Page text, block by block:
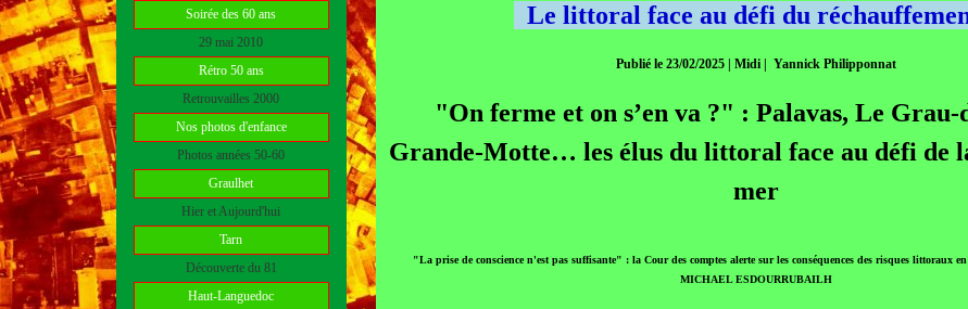
Soirée des 60 ans
29 mai 2010
Rétro 50 ans
Retrouvailles 2000
Nos photos d'enfance
Photos années 50-60
Graulhet
Hier et Aujourd'hui
Tarn
Découverte du 81
Haut-Languedoc
Le littoral face au défi du
Publié le 23/02/2025 | Midi | Yannick Philipponnat
"On ferme et on s’en va ?" : Palavas, Le
Grande-Motte… les élus du littoral face au défi de
mer
"La prise de conscience n'est pas suffisante" : la Cour des comptes alerte sur les conséquences des risques littoraux
MICHAEL ESDOURRUBAILH